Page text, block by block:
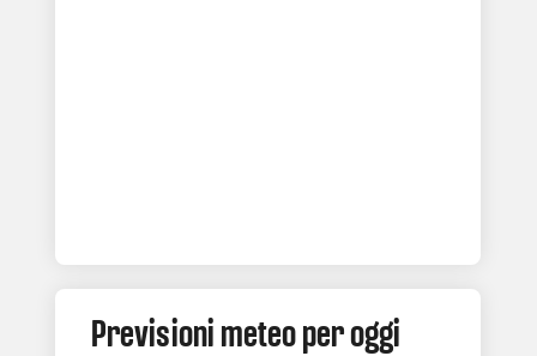
Previsioni meteo per oggi